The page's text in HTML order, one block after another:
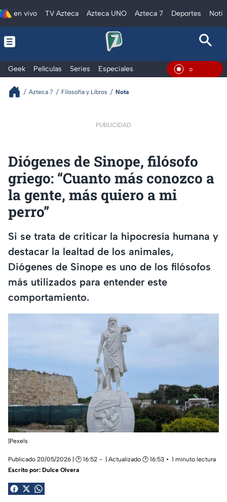
en vivo TV Azteca Azteca UNO Azteca 7 Deportes
Geek Películas Series Especiales En Vivo
Azteca 7 Filosofía y Libros Nota
PUBLICIDAD
Diógenes de Sinope, filósofo
griego: “Cuanto más conozco a
la gente, más quiero a mi
perro”
Si se trata de criticar la hipocresía humana y
destacar la lealtad de los animales,
Diógenes de Sinope es uno de los filósofos
más utilizados para entender este
comportamiento.
|Pexels
Publicado 20/05/2026 | 🕑 16:52 | Actualizado 🕑 16:53
1 minuto lectura
Escrito por: Dulce Olvera